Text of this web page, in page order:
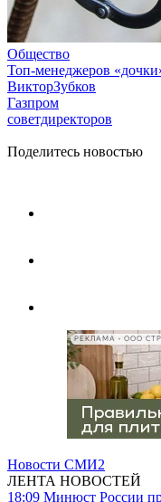
Общество
Топ-менеджеров
ВикторЗубков
Газпром
советдиректоров
Поделитесь новостью
Новости СМИ2
ЛЕНТА НОВОСТЕЙ
18:09 Минюст России